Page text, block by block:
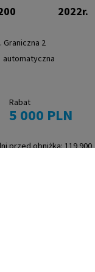
2022r.
Graniczna 2
automatyczna
Rabat
5 000 PLN
przed obniżką: 119 900